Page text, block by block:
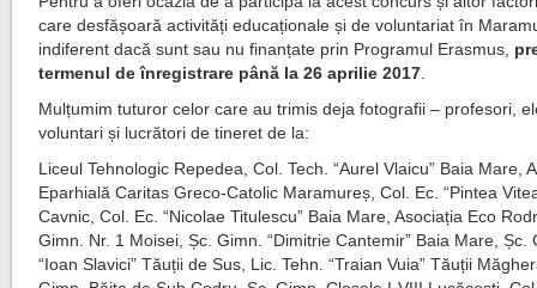
care desfășoară activități educaționale și de voluntariat în
indiferent dacă sunt sau nu finanțate prin Programul Erasmus,
termenul de înregistrare până la 26 aprilie 2017
Mulțumim tuturor celor care au trimis deja fotografii – profesori,
voluntari și lucrători de tineret de la:
Liceul Tehnologic Repedea, Col. Tech. “Aurel Vlaicu” Baia Mare,
Eparhială Caritas Greco-Catolic Maramureș, Col. Ec. “Pintea
Cavnic, Col. Ec. “Nicolae Titulescu” Baia Mare, Asociația Eco
Gimn. Nr. 1 Moisei, Șc. Gimn. “Dimitrie Cantemir” Baia Mare, Șc.
“Ioan Slavici” Tăuții de Sus, Lic. Tehn. “Traian Vuia” Tăuții